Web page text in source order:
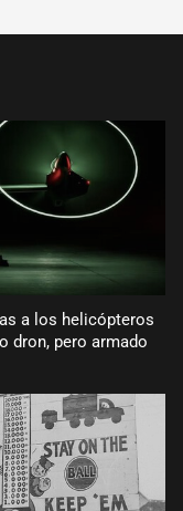
a los helicópteros
dron, pero armado